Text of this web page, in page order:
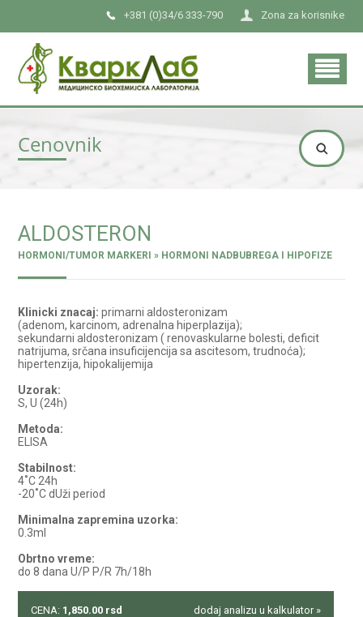
Zona za korisnike
+381 (0)34/6 333-790
Cenovnik
ALDOSTERON
HORMONI/TUMOR MARKERI » HORMONI NADBUBREGA I HIPOFIZE
Klinicki znacaj: primarni aldosteronizam
(adenom, karcinom, adrenalna hiperplazija);
sekundarni aldosteronizam ( renovaskularne bolesti, deficit
natrijuma, srčana insuficijencija sa ascitesom, trudnoća);
hipertenzija, hipokalijemija
Uzorak:
S, U (24h)
Metoda:
ELISA
Stabilnost:
4˚C 24h
-20˚C dUži period
Minimalna zapremina uzorka:
0.3ml
Obrtno vreme:
do 8 dana U/P P/R 7h/18h
CENA: 1,850.00 rsd dodaj analizu u kalkulator »